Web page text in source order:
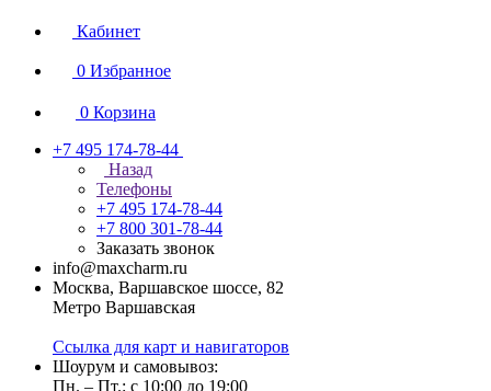
Кабинет
0 Избранное
0 Корзина
+7 495 174-78-44
Назад
Телефоны
+7 495 174-78-44
+7 800 301-78-44
Заказать звонок
info@maxcharm.ru
Москва, Варшавское шоссе, 82
Метро Варшавская
Ссылка для карт и навигаторов
Шоурум и самовывоз:
Пн. – Пт.: с 10:00 до 19:00